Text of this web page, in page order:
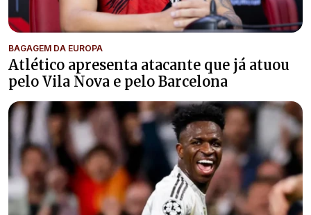
BAGAGEM DA EUROPA
Atlético apresenta atacante que já atuou
pelo Vila Nova e pelo Barcelona